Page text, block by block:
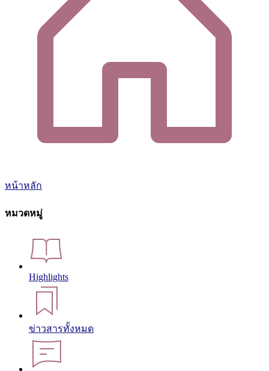
หน้าหลัก
หมวดหมู่
Highlights
ข่าวสารทั้งหมด